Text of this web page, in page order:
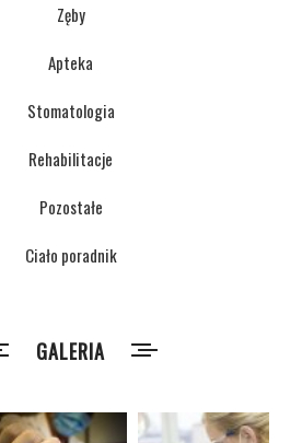
Zęby
Apteka
Stomatologia
Rehabilitacje
Pozostałe
Ciało poradnik
GALERIA